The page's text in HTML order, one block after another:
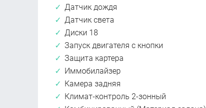
Датчик дождя
Датчик света
Диски 18
Запуск двигателя с кнопки
Защита картера
Иммобилайзер
Камера задняя
Климат-контроль 2-зонный